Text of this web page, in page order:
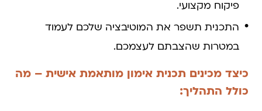
פיקוח מקצועי.
התכנית תשפר את המוטיבציה שלכם לעמוד
במטרות שהצבתם לעצמכם.
כיצד מכינים תכנית אימון מותאמת אישית – מה
כולל התהליך: